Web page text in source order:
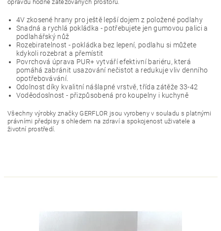
opravdu hodně zatěžovaných prostorů.
4V zkosené hrany pro ještě lepší dojem z položené podlahy
Snadná a rychlá pokládka - potřebujete jen gumovou palici a
podlahářský nůž
Rozebiratelnost - pokládka bez lepení, podlahu si můžete
kdykoli rozebrat a přemístit
Povrchová úprava PUR+ vytváří efektivní bariéru, která
pomáhá zabránit usazování nečistot a redukuje vliv denního
opotřebovávání.
Odolnost díky kvalitní nášlapné vrstvě, třída zátěže 33-42
Voděodoslnost - přizpůsobená pro koupelny i kuchyně
Všechny výrobky značky GERFLOR jsou vyrobeny v souladu s platnými
právními předpisy s ohledem na zdraví a spokojenost uživatele a
životní prostředí.